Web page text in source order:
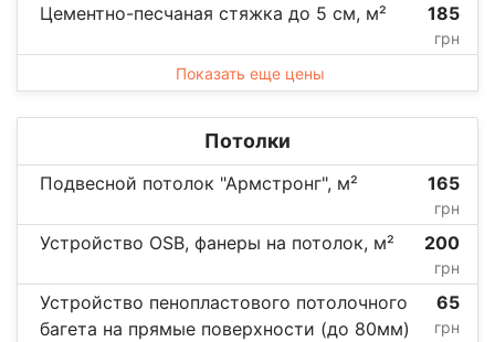
Цементно-песчаная стяжка до 5 см, м² 185
грн
Показать еще цены
Потолки
Подвесной потолок "Армстронг", м² 165
грн
Устройство OSB, фанеры на потолок, м² 200
грн
Устройство пенопластового потолочного
багета на прямые поверхности (до 80мм)
65
грн